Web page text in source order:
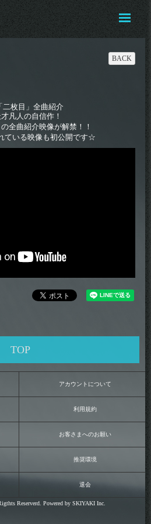
BACK
二枚目」全曲紹介
凡人の自信作！
全曲紹介映像が解禁！！
ている映像も初公開です☆
TOP
アカウントについて
利用規約
お客さまへのお願い
推奨環境
退会
Reserverd. Powered by SKIYAKI Inc.